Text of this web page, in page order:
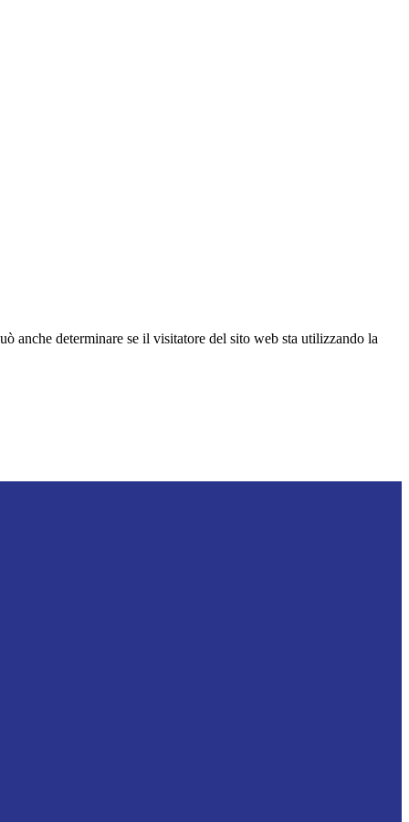
anche determinare se il visitatore del sito web sta utilizzando la